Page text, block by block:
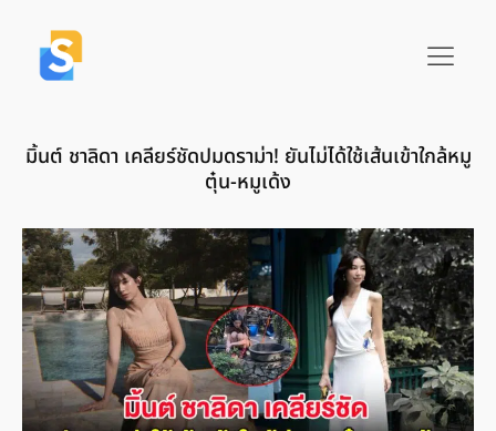
มิ้นต์ ชาลิดา เคลียร์ชัดปมดราม่า! ยันไม่ได้ใช้เส้นเข้าใกล้หมู
ตุ๋น-หมูเด้ง